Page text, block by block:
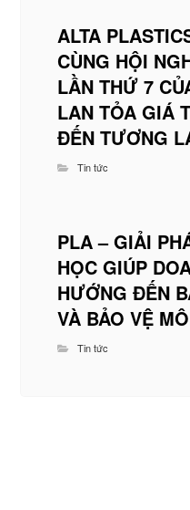
ALTA
CÙNG HỘI
LẦN THỨ 7
LAN TỎA GIÁ
ĐẾN TƯƠNG
Tin tức
PLA – GIẢI
HỌC GIÚP
HƯỚNG ĐẾN
VÀ BẢO VỆ
Tin tức